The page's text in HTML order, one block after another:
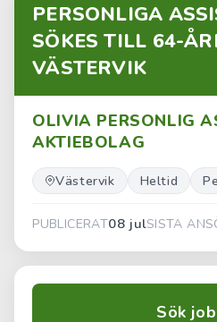
PERSONLIGA
SÖKES TILL 64-
VÄSTERVIK
OLIVIA PERSONLIG
AKTIEBOLAG
Västervik Heltid
PUBLICERAT08 julSISTA
Sök